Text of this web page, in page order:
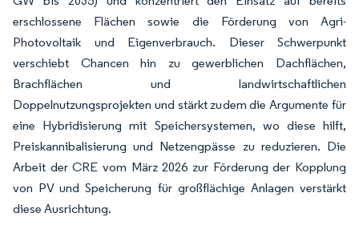
erschlossene Flächen sowie die Förderung von Agri-
Photovoltaik und Eigenverbrauch. Dieser Schwerpunkt
verschiebt Chancen hin zu gewerblichen Dachflächen,
Brachflächen und landwirtschaftlichen
Doppelnutzungsprojekten und stärkt zudem die Argumente für
eine Hybridisierung mit Speichersystemen, wo diese hilft,
Preiskannibalisierung und Netzengpässe zu reduzieren. Die
Arbeit der CRE vom März 2026 zur Förderung der Kopplung
von PV und Speicherung für großflächige Anlagen verstärkt
diese Ausrichtung.